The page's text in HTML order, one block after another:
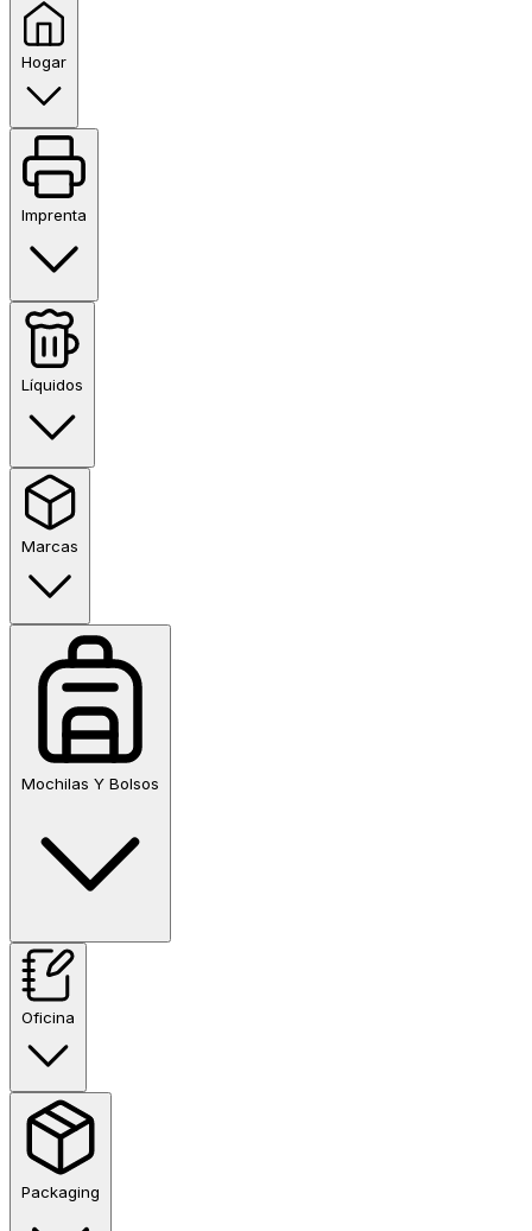
Hogar
Imprenta
Líquidos
Marcas
Mochilas Y Bolsos
Oficina
Packaging